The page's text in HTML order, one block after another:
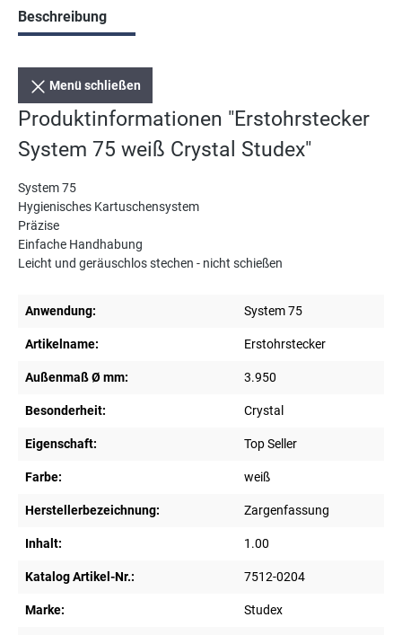
Beschreibung
Menü schließen
Produktinformationen "Erstohrstecker
System 75 weiß Crystal Studex"
System 75
Hygienisches Kartuschensystem
Präzise
Einfache Handhabung
Leicht und geräuschlos stechen - nicht schießen
Anwendung: System 75
Artikelname: Erstohrstecker
Außenmaß Ø mm: 3.950
Besonderheit: Crystal
Eigenschaft: Top Seller
Farbe: weiß
Herstellerbezeichnung: Zargenfassung
Inhalt: 1.00
Katalog Artikel-Nr.: 7512-0204
Marke: Studex